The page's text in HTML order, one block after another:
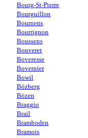
Bourg-St-Pierre
Bourguillon
Bournens
Bourrignon
Boussens
Bouveret
Boveresse
Bovernier
Bowil
Bözberg
Bözen
Braggio
Brail
Bramboden
Bramois